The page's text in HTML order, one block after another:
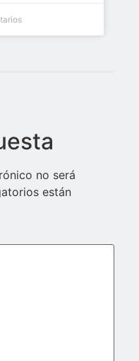
no será
están